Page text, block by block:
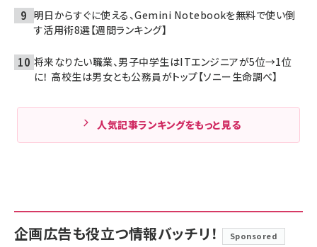
明日からすぐに使える、Gemini Notebookを無料で使い倒
す活用術8選【週間ランキング】
将来なりたい職業、男子中学生はITエンジニアが5位→1位
に！ 高校生は男女とも公務員がトップ【ソニー生命調べ】
人気記事ランキングをもっと見る
企画広告も役立つ情報バッチリ！ Sponsored